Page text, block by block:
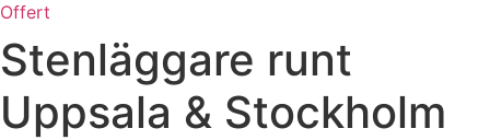
Offert
Stenläggare runt
Uppsala & Stockholm